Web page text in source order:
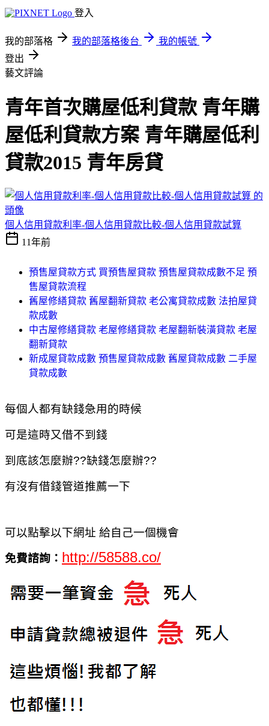
登入
我的部落格 我的部落格後台
我的帳號
登出
藝文評論
青年首次購屋低利貸款 青年購
屋低利貸款方案 青年購屋低利
貸款2015 青年房貸
個人信用貸款利率-個人信用貸款比較-個人信用貸款試算
11年前
預售屋貸款方式 買預售屋貸款 預售屋貸款成數不足 預
售屋貸款流程
舊屋修繕貸款 舊屋翻新貸款 老公寓貸款成數 法拍屋貸
款成數
中古屋修繕貸款 老屋修繕貸款 老屋翻新裝潢貸款 老屋
翻新貸款
新成屋貸款成數 預售屋貸款成數 舊屋貸款成數 二手屋
貸款成數
每個人都有缺錢急用的時候
可是這時又借不到錢
到底該怎麼辦??缺錢怎麼辦??
有沒有借錢管道推薦一下
可以點擊以下網址 給自己一個機會
免費諮詢： http://58588.co/